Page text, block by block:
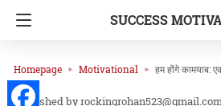
SUCCESS
Homepage Motivational हम होंगे कामयाब: